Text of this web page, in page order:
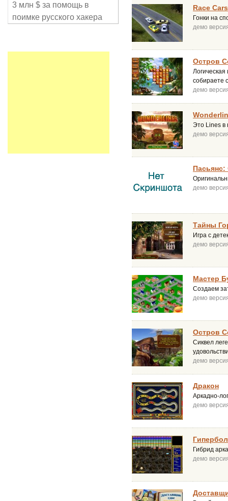
Race Cars
Гонки на
демо
Остров
собираете
демо
Это Lines в
демо
демо
Тайны
Игра с
демо
Мастер
Создаем
демо
Остров
Сиквел
демо
Дракон
Аркадно-
демо
Гибрид
демо
3 млн $ за помощь в
поимке русского хакера